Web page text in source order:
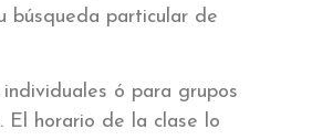
búsqueda particular de
individuales ó para grupos
El horario de la clase lo